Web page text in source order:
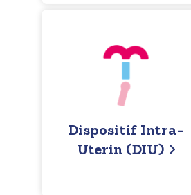
Dispositif Intra-
Uterin (DIU)